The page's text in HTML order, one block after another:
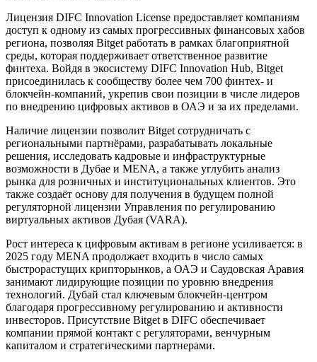
Лицензия DIFC Innovation License предоставляет компаниям
доступ к одному из самых прогрессивных финансовых хабов
региона, позволяя Bitget работать в рамках благоприятной
среды, которая поддерживает ответственное развитие
финтеха. Войдя в экосистему DIFC Innovation Hub, Bitget
присоединилась к сообществу более чем 700 финтех- и
блокчейн-компаний, укрепив свои позиции в числе лидеров
по внедрению цифровых активов в ОАЭ и за их пределами.
Наличие лицензии позволит Bitget сотрудничать с
региональными партнёрами, разрабатывать локальные
решения, исследовать кадровые и инфраструктурные
возможности в Дубае и MENA, а также углубить анализ
рынка для розничных и институциональных клиентов. Это
также создаёт основу для получения в будущем полной
регуляторной лицензии Управления по регулированию
виртуальных активов Дубая (VARA).
Рост интереса к цифровым активам в регионе усиливается: в
2025 году MENA продолжает входить в число самых
быстрорастущих крипторынков, а ОАЭ и Саудовская Аравия
занимают лидирующие позиции по уровню внедрения
технологий. Дубай стал ключевым блокчейн-центром
благодаря прогрессивному регулированию и активности
инвесторов. Присутствие Bitget в DIFC обеспечивает
компании прямой контакт с регуляторами, венчурным
капиталом и стратегическими партнерами.